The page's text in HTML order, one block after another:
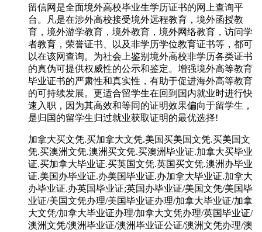
留信网是全面境外高校毕业生学历证书的网上查询平
台。凡是在涉外高校接受境外远程教育，境外函授教
育，境外游学教育，境外教育，境外网络教育，访问学
者教育，荣誉证书、以及非学历学位教育证书等，都可
以在该网查询。为社会上鉴别境外高校非学历各类证书
的真伪可提供权威性的公示和鉴定。增强境外高等教育
毕业证书的严肃性和真实性，有助于促进海外高等教育
的可持续发展。更适合留学生在回到国内就业时进行快
速入职，因为其高效和等同的证明效果偏向于留学生，
是归国的留学生归过就业获取证明的最优选择!
加拿大买文凭.买加拿大文凭.美国买美国文凭.买美国文
凭.买澳洲文凭.澳洲买文凭.买澳洲毕业证.加拿大买毕业
证.买加拿大毕业证.买英国文凭.英国买文凭.澳洲办毕业
证.美国办毕业证.办美国毕业证.办加拿大毕业证.加拿大
办毕业证.办英国毕业证;英国办毕业证/美国文凭/美国毕
业证/美国文凭办理/美国毕业证办理/加拿大毕业证/加拿
大文凭/加拿大毕业证办理/加拿大文凭办理/英国毕业证/
澳洲文凭/澳洲毕业证/澳洲毕业证公证/澳洲文凭办理/澳